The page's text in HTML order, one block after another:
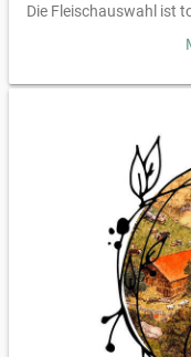
Die Fleischauswahl ist
Man kann nicht man